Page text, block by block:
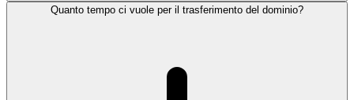
Quanto tempo ci vuole per il trasferimento del dominio?